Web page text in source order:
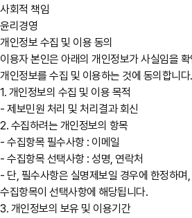
사회적 책임
윤리경영
개인정보 수집 및 이용 동의
이용자 본인은 아래의 개인정보가 사실임을 확
개인정보를 수집 및 이용하는 것에 동의합니다.
1. 개인정보의 수집 및 이용 목적
- 제보민원 처리 및 처리결과 회신
2. 수집하려는 개인정보의 항목
- 수집항목 필수사항 : 이메일
- 수집항목 선택사항 : 성명, 연락처
- 단, 필수사항은 실명제보일 경우에 한정하며
수집항목이 선택사항에 해당됩니다.
3. 개인정보의 보유 및 이용기간